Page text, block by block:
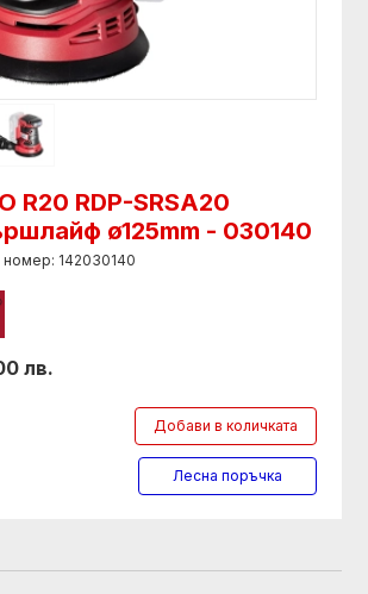
R20 RDP-SRSA20
ø125mm - 030140
142030140
лв.
Добави в количката
Лесна поръчка